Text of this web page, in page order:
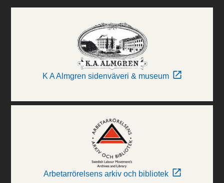
K A Almgren sidenväveri & museum
Arbetarrörelsens arkiv och bibliotek